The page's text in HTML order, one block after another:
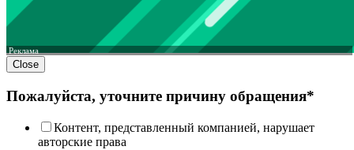
Реклама
Close
Пожалуйста, уточните причину обращения*
Контент, представленный компанией, нарушает
авторские права